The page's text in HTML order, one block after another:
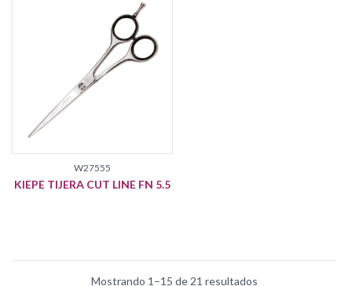
W27555
KIEPE TIJERA CUT LINE FN 5.5
Mostrando 1–15 de 21 resultados